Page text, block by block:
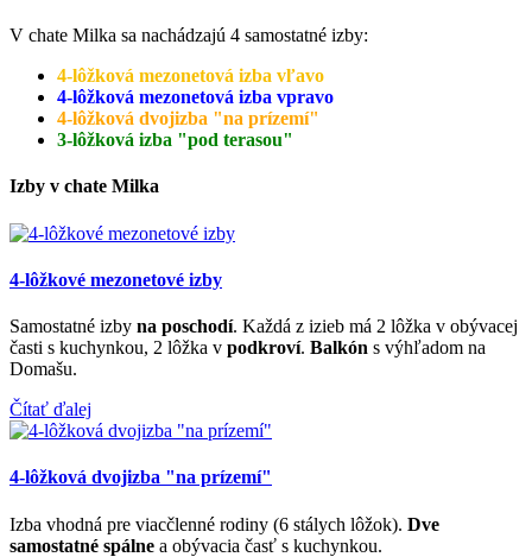
V chate Milka sa nachádzajú 4 samostatné izby:
4-lôžková mezonetová izba vľavo
4-lôžková mezonetová izba vpravo
4-lôžková dvojizba "na prízemí"
3-lôžková izba "pod terasou"
Izby v chate Milka
4-lôžkové mezonetové izby
Samostatné izby na poschodí. Každá z izieb má 2 lôžka v obývacej
časti s kuchynkou, 2 lôžka v podkroví. Balkón s výhľadom na
Domašu.
Čítať ďalej
4-lôžková dvojizba "na prízemí"
Izba vhodná pre viacčlenné rodiny (6 stálych lôžok). Dve
samostatné spálne a obývacia časť s kuchynkou.